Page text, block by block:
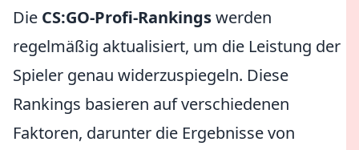
Die CS:GO-Profi-Rankingswerden
regelmäßig aktualisiert, um die Leistung der
Spieler genau widerzuspiegeln. Diese
Rankings basieren auf verschiedenen
Faktoren, darunter die Ergebnisse von